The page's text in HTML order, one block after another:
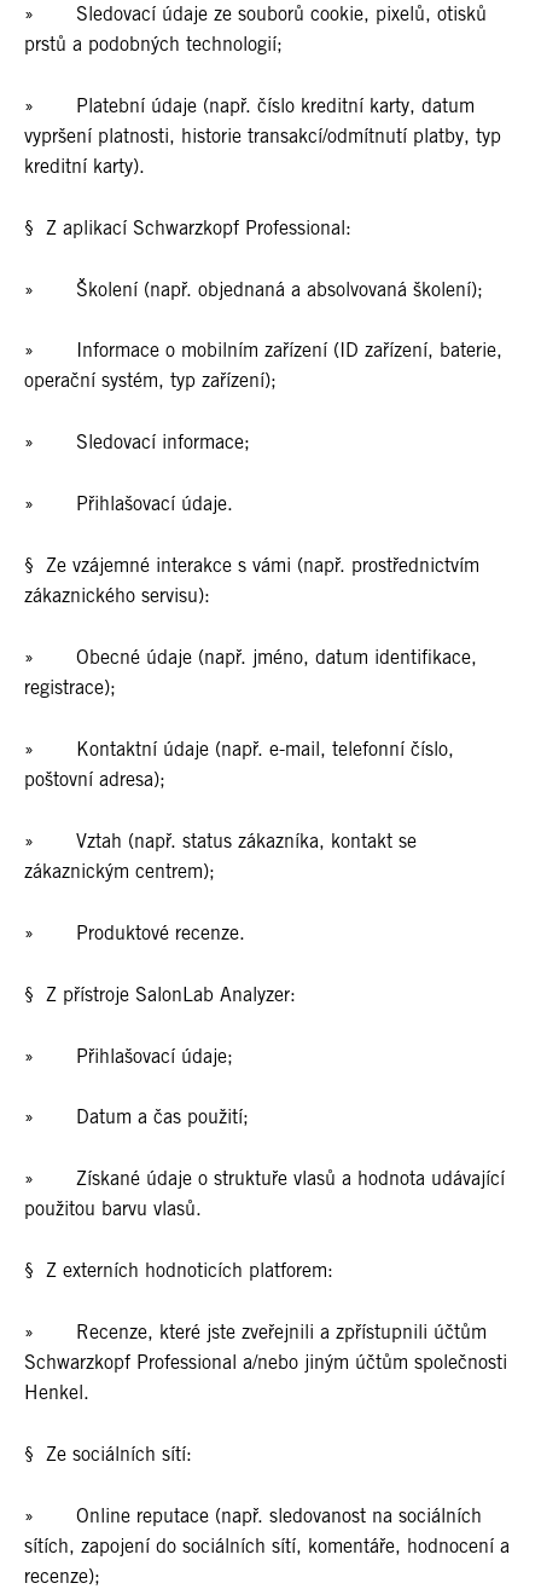
» Sledovací údaje ze souborů cookie, pixelů, otisků
prstů a podobných technologií;
» Platební údaje (např. číslo kreditní karty, datum
vypršení platnosti, historie transakcí/odmítnutí platby, typ
kreditní karty).
§ Z aplikací Schwarzkopf Professional:
» Školení (např. objednaná a absolvovaná školení);
» Informace o mobilním zařízení (ID zařízení, baterie,
operační systém, typ zařízení);
» Sledovací informace;
» Přihlašovací údaje.
§ Ze vzájemné interakce s vámi (např. prostřednictvím
zákaznického servisu):
» Obecné údaje (např. jméno, datum identifikace,
registrace);
» Kontaktní údaje (např. e-mail, telefonní číslo,
poštovní adresa);
» Vztah (např. status zákazníka, kontakt se
zákaznickým centrem);
» Produktové recenze.
§ Z přístroje SalonLab Analyzer:
» Přihlašovací údaje;
» Datum a čas použití;
» Získané údaje o struktuře vlasů a hodnota udávající
použitou barvu vlasů.
§ Z externích hodnoticích platforem:
» Recenze, které jste zveřejnili a zpřístupnili účtům
Schwarzkopf Professional a/nebo jiným účtům společnosti
Henkel.
§ Ze sociálních sítí:
» Online reputace (např. sledovanost na sociálních
sítích, zapojení do sociálních sítí, komentáře, hodnocení a
recenze);